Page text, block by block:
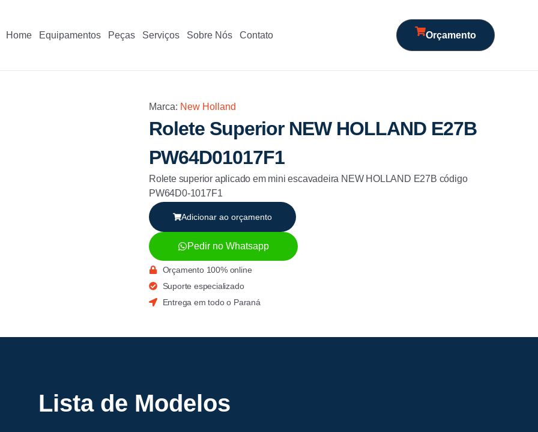
Home Equipamentos Peças Serviços Sobre Nós Contato Orçamento
Marca: New Holland
Rolete Superior NEW HOLLAND E27B
PW64D01017F1
Rolete superior aplicado em mini escavadeira NEW HOLLAND E27B código
PW64D0-1017F1
Adicionar ao orçamento
Pedir no Whatsapp
Orçamento 100% online
Suporte especializado
Entrega em todo o Paraná
Lista de Modelos